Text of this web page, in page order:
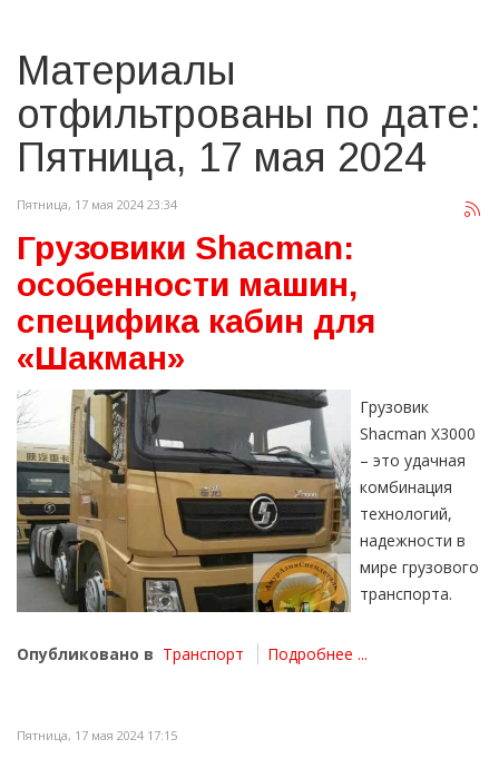
Материалы
отфильтрованы по дате:
Пятница, 17 мая 2024
Пятница, 17 мая 2024 23:34
Грузовики Shacman:
особенности машин,
специфика кабин для
«Шакман»
Грузовик
Shacman X3000
– это удачная
комбинация
технологий,
надежности в
мире грузового
транспорта.
Опубликовано в Транспорт Подробнее ...
Пятница, 17 мая 2024 17:15